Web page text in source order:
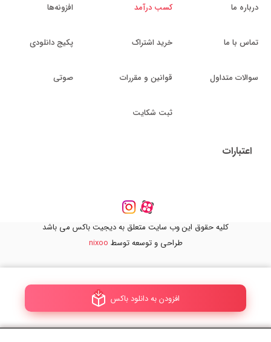
افزودن به دانلود باکس
درباره ما
تماس با ما
سوالات متداول
کسب درآمد
خرید اشتراک
قوانین و مقررات
ثبت شکایت
افزونه‌ها
پکیج دانلودی
صوتی
اعتبارات
کلیه حقوق این وب سایت متعلق به دیجیت باکس می باشد
طراحی و توسعه توسط nixoo